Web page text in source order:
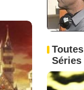
Séries